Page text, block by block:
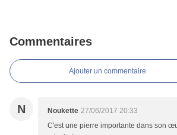
Commentaires
Ajouter un commentaire
N Noukette 27/06/2017 20:33
C'est une pierre importante dans son